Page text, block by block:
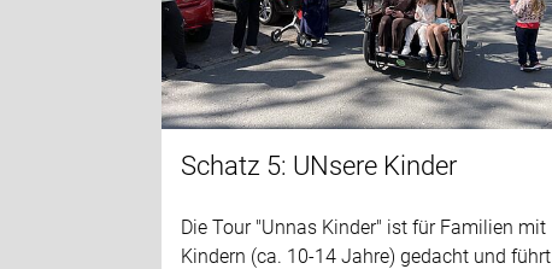
Schatz 5: UNsere Kinder
Die Tour "Unnas Kinder" ist für Familien mit
Kindern (ca. 10-14 Jahre) gedacht und führt